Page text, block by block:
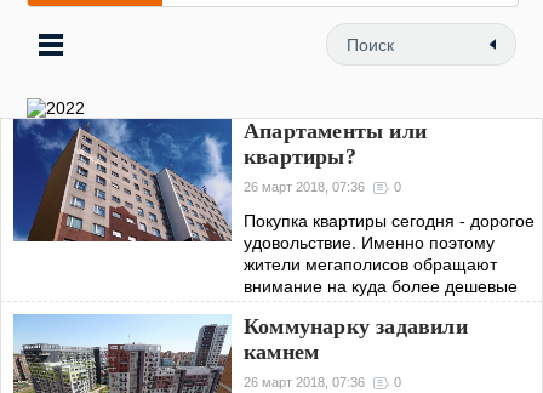
флебологии: в Москве
Апартаменты или
квартиры?
26 март 2018, 07:36 0
Покупка квартиры сегодня - дорогое
удовольствие. Именно поэтому
жители мегаполисов обращают
внимание на куда более дешевые
апартаменты. «Мир Новостей»
попытался разобраться, в чем их
плюсы и минусы.
Коммунарку задавили
камнем
26 март 2018, 07:36 0